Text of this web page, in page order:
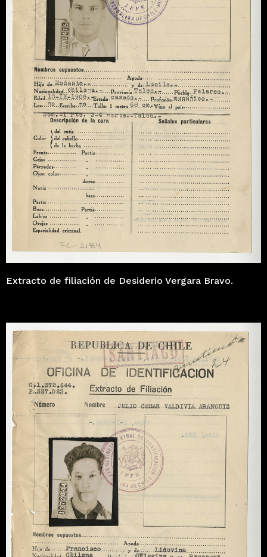
Extracto de filiación de Desiderio Vergara Bravo.